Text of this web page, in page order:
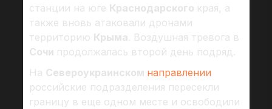
станции на юге Краснодарского края, а
также вновь атаковали дронами
территорию Крыма. Воздушная тревога в
Сочи продолжалась второй день подряд.
На Североукраинском направлении
российские подразделения пересекли
границу в еще одном месте и освободили